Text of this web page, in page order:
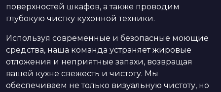
поверхностей шкафов, а также проводим
глубокую чистку кухонной техники.
Используя современные и безопасные моющие
средства, наша команда устраняет жировые
отложения и неприятные запахи, возвращая
вашей кухне свежесть и чистоту. Мы
обеспечиваем не только визуальную чистоту, но